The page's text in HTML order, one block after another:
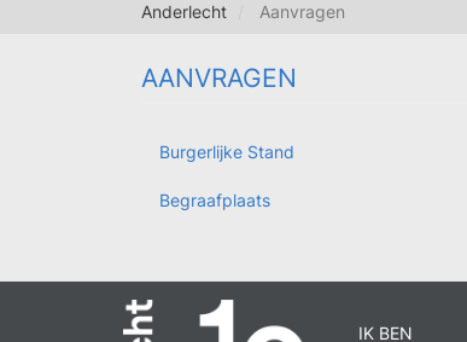
Anderlecht Aanvragen
AANVRAGEN
RDV
POP
Burgerlijke Stand
Begraafplaats
IK BEN